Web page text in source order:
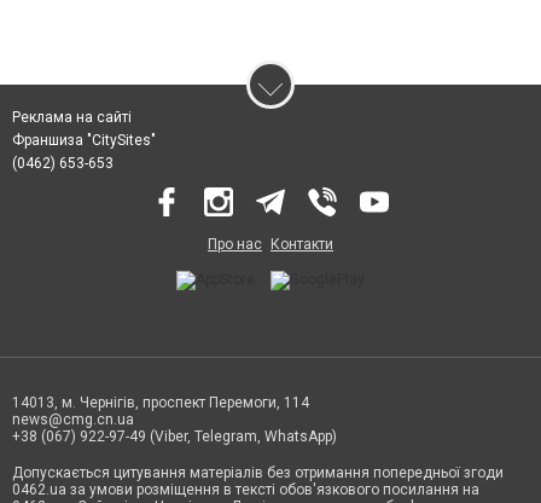
Реклама на сайті
Франшиза "CitySites"
(0462) 653-653
Про нас Контакти
14013, м. Чернігів, проспект Перемоги, 114
news@cmg.cn.ua
+38 (067) 922-97-49 (Viber, Telegram, WhatsApp)
Допускається цитування матеріалів без отримання попередньої згоди
0462.ua за умови розміщення в тексті обов'язкового посилання на